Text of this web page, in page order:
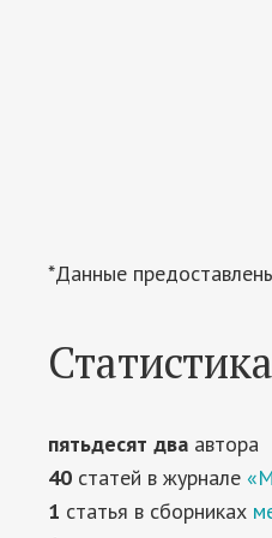
*Данные
Статистика
пятьдесят два автора
40 статей в журнале
1 статья в сборниках